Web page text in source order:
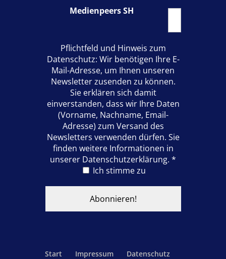
Medienpeers SH
Pflichtfeld und Hinweis zum
Datenschutz: Wir benötigen Ihre E-
Mail-Adresse, um Ihnen unseren
Newsletter zusenden zu können.
Sie erklären sich damit
einverstanden, dass wir Ihre Daten
(Vorname, Nachname, Email-
Adresse) zum Versand des
Newsletters verwenden dürfen. Sie
finden weitere Informationen in
unserer Datenschutzerklärung. *
Ich stimme zu
Start Impressum Datenschutz